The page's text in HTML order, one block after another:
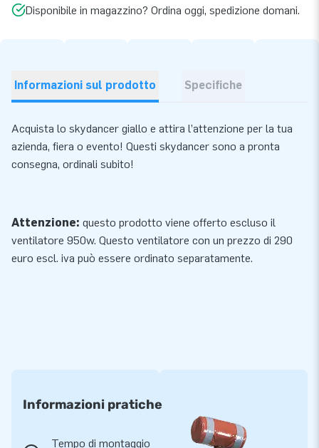
Disponibile in magazzino? Ordina oggi, spedizione domani.
Informazioni sul prodotto Specifiche
Acquista lo skydancer giallo e attira l’attenzione per la tua
azienda, fiera o evento! Questi skydancer sono a pronta
consegna, ordinali subito!
Attenzione: questo prodotto viene offerto escluso il
ventilatore 950w. Questo ventilatore con un prezzo di 290
euro escl. iva può essere ordinato separatamente.
Informazioni pratiche
Tempo di montaggio